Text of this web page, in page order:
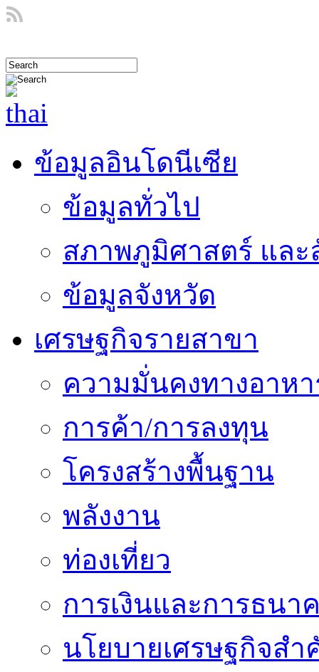
ข้อมูลอินโดนีเซีย
ข้อมูลทั่วไป
สภาพภูมิศาสตร์ แล
ข้อมูลจังหวัด
เศรษฐกิจรายสาขา
ความมั่นคงทางอาหา
การค้า/การลงทุน
โครงสร้างพื้นฐาน
พลังงาน
ท่องเที่ยว
การเงินและการธนา
นโยบายเศรษฐกิจส